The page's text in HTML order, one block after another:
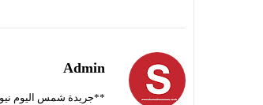
Admin
**جريدة شمس اليوم